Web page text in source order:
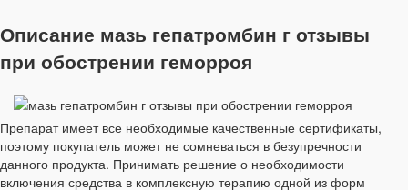
Описание мазь гепатромбин г отзывы
при обострении геморроя
Препарат имеет все необходимые качественные сертификаты,
поэтому покупатель может не сомневаться в безупречности
данного продукта. Принимать решение о необходимости
включения средства в комплексную терапию одной из форм